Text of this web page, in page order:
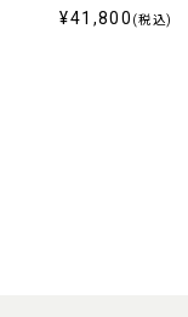
¥41,800 (税込)